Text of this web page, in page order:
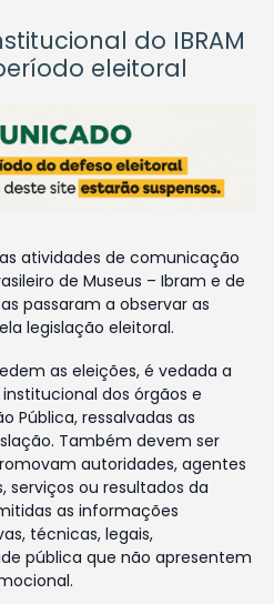
do IBRAM
eleitoral
atividades de comunicação
de Museus – Ibram e de
passaram a observar as
legislação eleitoral.
as eleições, é vedada a
dos órgãos e
Pública, ressalvadas as
Também devem ser
autoridades, agentes
serviços ou resultados da
as informações
técnicas, legais,
pública que não apresentem